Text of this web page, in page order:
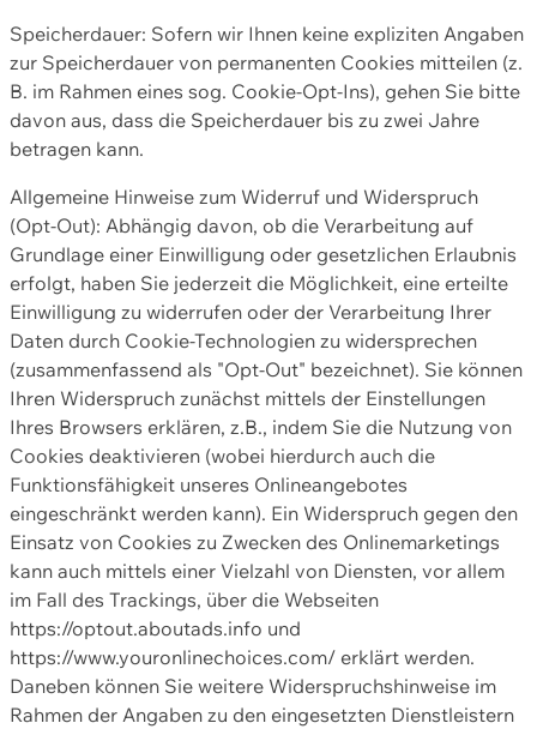
Speicherdauer: Sofern wir Ihnen keine expliziten Angaben
zur Speicherdauer von permanenten Cookies mitteilen (z.
B. im Rahmen eines sog. Cookie-Opt-Ins), gehen Sie bitte
davon aus, dass die Speicherdauer bis zu zwei Jahre
betragen kann.
Allgemeine Hinweise zum Widerruf und Widerspruch
(Opt-Out): Abhängig davon, ob die Verarbeitung auf
Grundlage einer Einwilligung oder gesetzlichen Erlaubnis
erfolgt, haben Sie jederzeit die Möglichkeit, eine erteilte
Einwilligung zu widerrufen oder der Verarbeitung Ihrer
Daten durch Cookie-Technologien zu widersprechen
(zusammenfassend als "Opt-Out" bezeichnet). Sie können
Ihren Widerspruch zunächst mittels der Einstellungen
Ihres Browsers erklären, z.B., indem Sie die Nutzung von
Cookies deaktivieren (wobei hierdurch auch die
Funktionsfähigkeit unseres Onlineangebotes
eingeschränkt werden kann). Ein Widerspruch gegen den
Einsatz von Cookies zu Zwecken des Onlinemarketings
kann auch mittels einer Vielzahl von Diensten, vor allem
im Fall des Trackings, über die Webseiten
https://optout.aboutads.info und
https://www.youronlinechoices.com/ erklärt werden.
Daneben können Sie weitere Widerspruchshinweise im
Rahmen der Angaben zu den eingesetzten Dienstleistern